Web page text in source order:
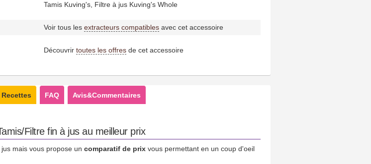
Tamis Kuving's, Filtre à jus Kuving's Whole
Voir tous les extracteurs compatiblesavec cet accessoire
Découvrir toutes les offresde cet accessoire
Recettes FAQ Avis&Commentaires
Filtre fin à jus au meilleur prix
mais vous propose un comparatif de prix vous permettant en un coup d'oeil